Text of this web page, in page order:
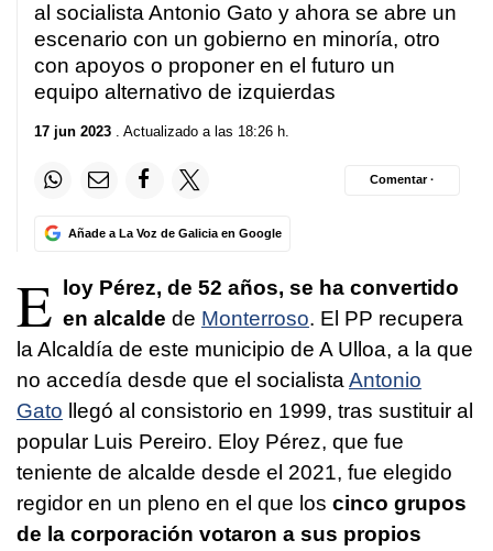
al socialista Antonio Gato y ahora se abre un
escenario con un gobierno en minoría, otro
con apoyos o proponer en el futuro un
equipo alternativo de izquierdas
17 jun 2023 . Actualizado a las 18:26 h.
Añade a La Voz de Galicia en Google
Comentar ·
E loy Pérez, de 52 años, se ha convertido
en alcalde de Monterroso. El PP recupera
la Alcaldía de este municipio de A Ulloa, a la que
no accedía desde que el socialista Antonio
Gato llegó al consistorio en 1999, tras sustituir al
popular Luis Pereiro. Eloy Pérez, que fue
teniente de alcalde desde el 2021, fue elegido
regidor en un pleno en el que los cinco grupos
de la corporación votaron a sus propios